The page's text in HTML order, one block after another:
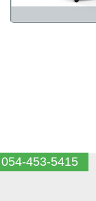
054-453-5415